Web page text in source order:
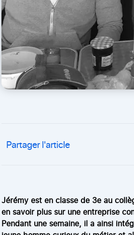
Partager l'article
Jérémy est en classe de 3e au
en savoir plus sur une entreprise
Pendant une semaine, il a ainsi